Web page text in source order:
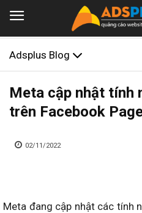
Adsplus Blog
Meta cập nhật tính
trên Facebook
02/11/2022
Meta đang cập nhật các tính